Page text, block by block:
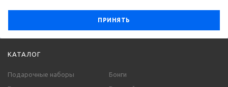
ПРИНЯТЬ
КАТАЛОГ
Подарочные наборы
Бонги